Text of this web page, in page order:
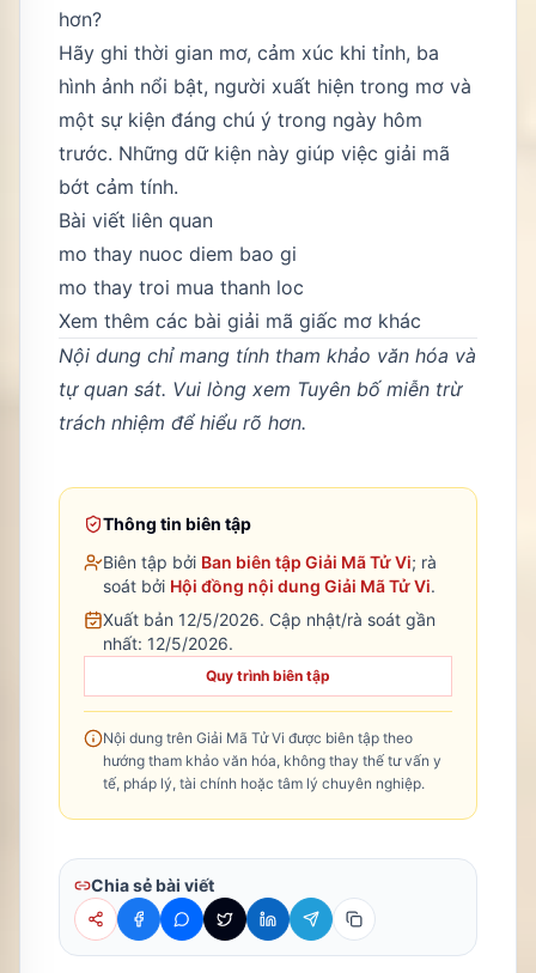
hơn?
Hãy ghi thời gian mơ, cảm xúc khi tỉnh, ba
hình ảnh nổi bật, người xuất hiện trong mơ và
một sự kiện đáng chú ý trong ngày hôm
trước. Những dữ kiện này giúp việc giải mã
bớt cảm tính.
Bài viết liên quan
mo thay nuoc diem bao gi
mo thay troi mua thanh loc
Xem thêm các bài giải mã giấc mơ khác
Nội dung chỉ mang tính tham khảo văn hóa và
tự quan sát. Vui lòng xem Tuyên bố miễn trừ
trách nhiệm để hiểu rõ hơn.
Thông tin biên tập
Biên tập bởi Ban biên tập Giải Mã Tử Vi; rà
soát bởi Hội đồng nội dung Giải Mã Tử Vi.
Xuất bản 12/5/2026. Cập nhật/rà soát gần
nhất: 12/5/2026.
Quy trình biên tập
Nội dung trên Giải Mã Tử Vi được biên tập theo
hướng tham khảo văn hóa, không thay thế tư vấn y
tế, pháp lý, tài chính hoặc tâm lý chuyên nghiệp.
Chia sẻ bài viết